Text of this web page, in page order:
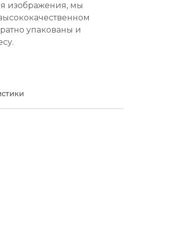
изображения, мы
упакованы и